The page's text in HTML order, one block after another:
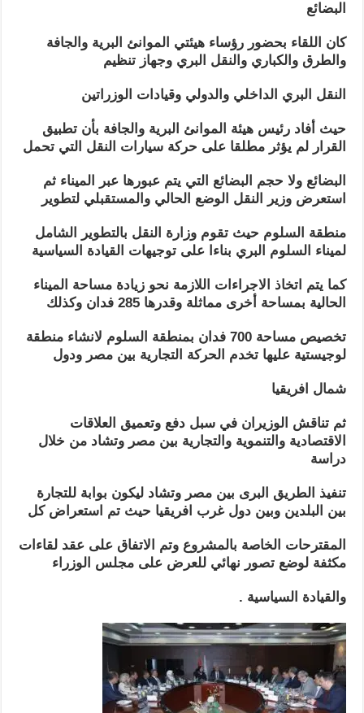
البضائع
كان اللقاء بحضور رؤساء هيئتي الموانئ البرية والجافة
والطرق والكباري والنقل البري وجهاز تنظيم
النقل البري الداخلي والدولي وقيادات الوزراتين
حيث أفاد رئيس هيئة الموانئ البرية والجافة بأن تطبيق
القرار لم يؤثر مطلقا على حركة سيارات النقل التي تحمل
البضائع ولا حجم البضائع التي يتم عبورها عبر الميناء ثم
استعرض وزير النقل الوضع الحالي والمستقبلي لتطوير
منطقة السلوم حيث تقوم وزارة النقل بالتطوير الشامل
لميناء السلوم البري بناءا على توجيهات القيادة السياسية
كما يتم اتخاذ الاجراءات اللازمة نحو زيادة مساحة الميناء
الحالية بمساحة أخرى مماثلة وقدرها 285 فدان وكذلك
تخصيص مساحة 700 فدان بمنطقة السلوم لانشاء منطقة
لوجيستية عليها تخدم الحركة التجارية بين مصر ودول
شمال افريقيا
ثم تناقش الوزيران في سبل دفع وتعميق العلاقات
الاقتصادية والتنموية والتجارية بين مصر وتشاد من خلال
دراسة
تنفيذ الطريق البرى بين مصر وتشاد ليكون بوابة للتجارة
بين البلدين وبين دول غرب افريقيا حيث تم استعراض كل
المقترحات الخاصة بالمشروع وتم الاتفاق على عقد لقاءات
مكثفة لوضع تصور نهائي للعرض على مجلس الوزراء
والقيادة السياسية .